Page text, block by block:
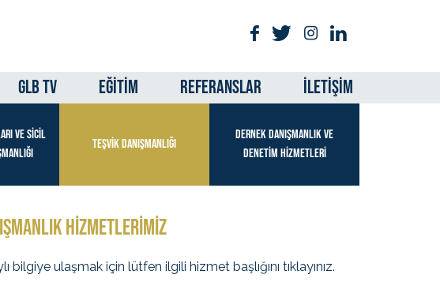
GLB TV EĞİTİM REFERANSLAR İLETİŞİM
VE SİCİL
TEŞVİK DANIŞMANLIĞI
DERNEK DANIŞMANLIK VE
DENETİM HİZMETLERİ
HİZMETLERİMİZ
ulaşmak için lütfen ilgili hizmet başlığını tıklayınız.